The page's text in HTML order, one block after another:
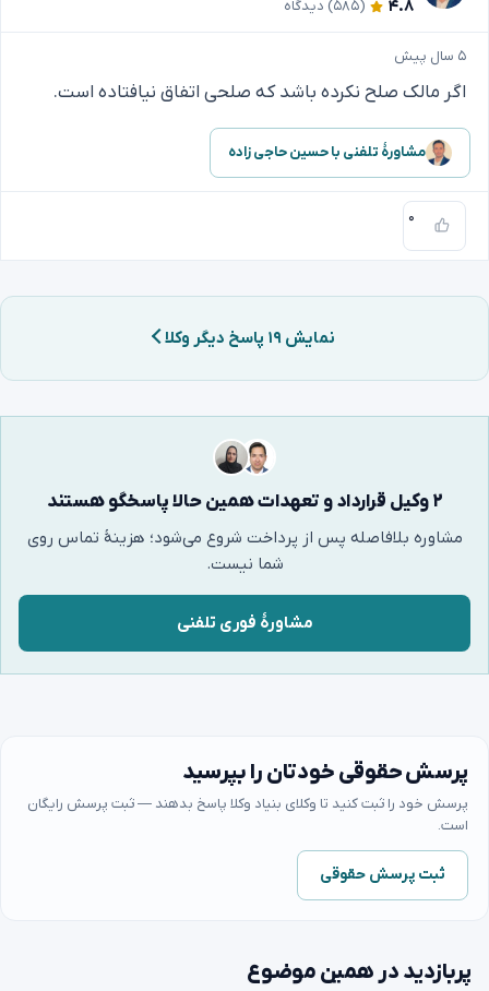
۴.۸ (۵۸۵) دیدگاه
۵ سال پیش
اگر مالک صلح نکرده باشد که صلحی اتفاق نیافتاده است.
مشاورهٔ تلفنی با حسین حاجی زاده
۰
نمایش ۱۹ پاسخ دیگر وکلا
۲ وکیل قرارداد و تعهدات همین حالا پاسخگو هستند
مشاوره بلافاصله پس از پرداخت شروع می‌شود؛ هزینهٔ تماس روی
شما نیست.
مشاورهٔ فوری تلفنی
پرسش حقوقی خودتان را بپرسید
پرسش خود را ثبت کنید تا وکلای بنیاد وکلا پاسخ بدهند — ثبت پرسش رایگان
است.
ثبت پرسش حقوقی
پربازدید در همین موضوع